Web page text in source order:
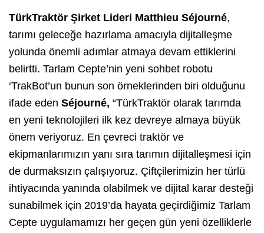
TürkTraktör Şirket Lideri Matthieu Séjourné,
tarımı geleceğe hazırlama amacıyla dijitalleşme
yolunda önemli adımlar atmaya devam ettiklerini
belirtti. Tarlam Cepte’nin yeni sohbet robotu
‘TrakBot’un bunun son örneklerinden biri olduğunu
ifade eden Séjourné, “TürkTraktör olarak tarımda
en yeni teknolojileri ilk kez devreye almaya büyük
önem veriyoruz. En çevreci traktör ve
ekipmanlarımızın yanı sıra tarımın dijitalleşmesi için
de durmaksızın çalışıyoruz. Çiftçilerimizin her türlü
ihtiyacında yanında olabilmek ve dijital karar desteği
sunabilmek için 2019’da hayata geçirdiğimiz Tarlam
Cepte uygulamamızı her geçen gün yeni özelliklerle